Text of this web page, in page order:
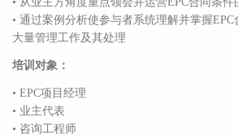
• 通过案例分析使参与者系统理解并掌握
大量管理工作及其处理
培训对象：
• EPC项目经理
• 业主代表
• 咨询工程师